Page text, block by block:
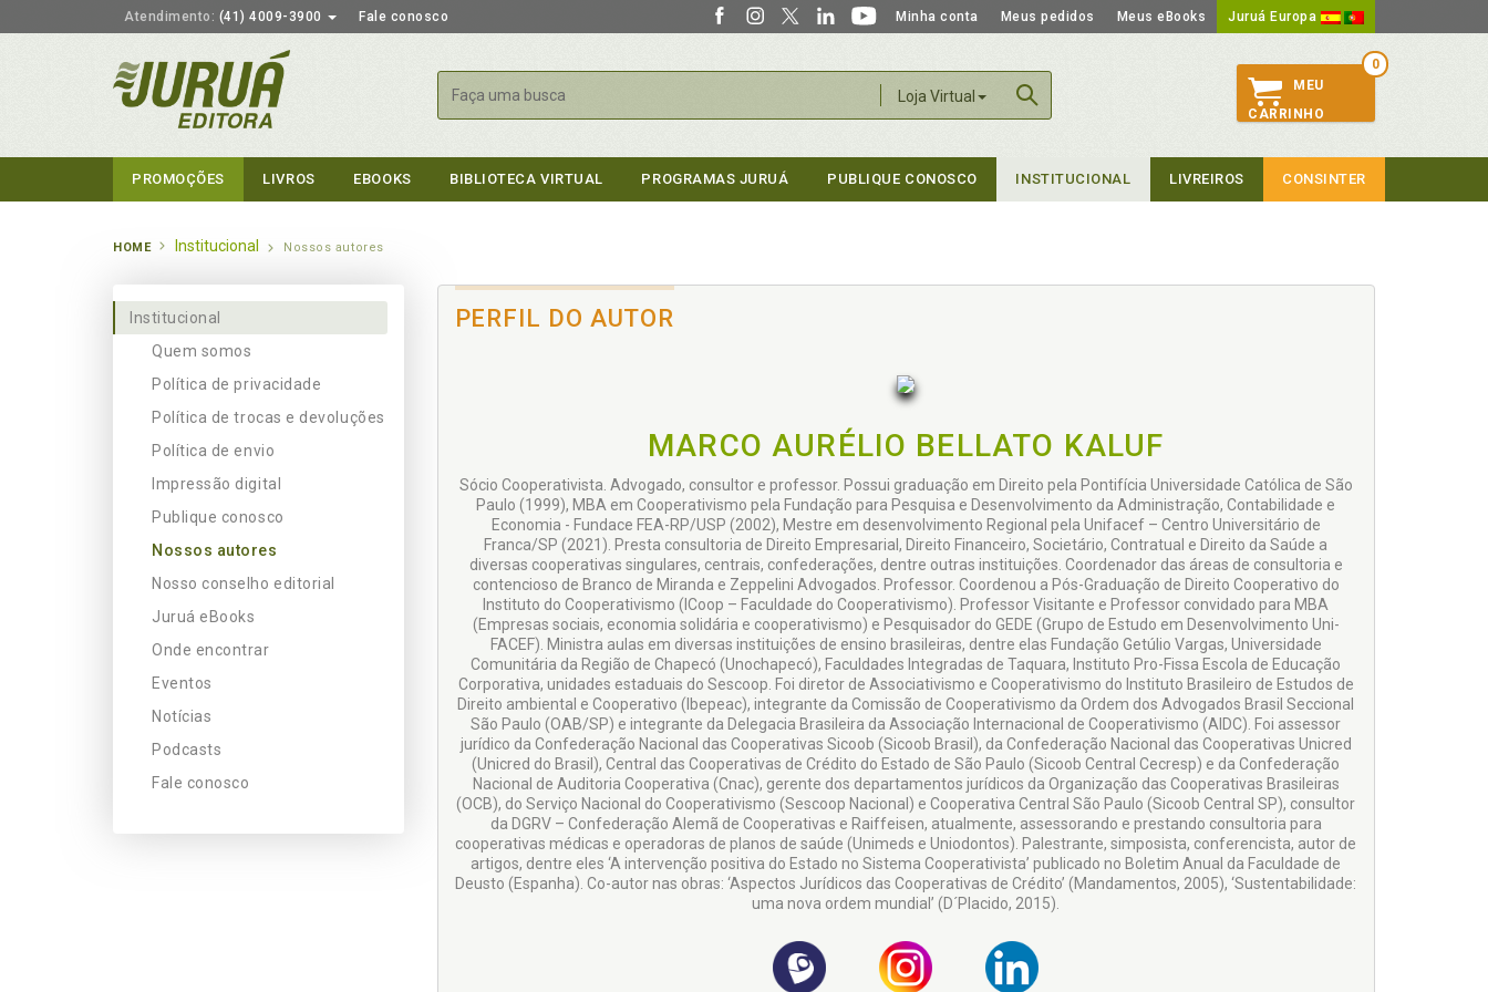
Atendimento: (41) 4009-3900 Fale conosco Minha conta Meus pedidos Meus eBooks Juruá Europa
Loja Virtual
Buscar
0
MEU
CARRINHO
PROMOÇÕES LIVROS EBOOKS BIBLIOTECA VIRTUAL PROGRAMAS JURUÁ PUBLIQUE CONOSCO INSTITUCIONAL LIVREIROS CONSINTER
HOME Institucional Nossos autores
Institucional
Quem somos
Política de privacidade
Política de trocas e devoluções
Política de envio
Impressão digital
Publique conosco
Nossos autores
Nosso conselho editorial
Juruá eBooks
Onde encontrar
Eventos
Notícias
Podcasts
Fale conosco
PERFIL DO AUTOR
MARCO AURÉLIO BELLATO KALUF
Sócio Cooperativista. Advogado, consultor e professor. Possui graduação em Direito pela Pontifícia Universidade Católica de São
Paulo (1999), MBA em Cooperativismo pela Fundação para Pesquisa e Desenvolvimento da Administração, Contabilidade e
Economia - Fundace FEA-RP/USP (2002), Mestre em desenvolvimento Regional pela Unifacef – Centro Universitário de
Franca/SP (2021). Presta consultoria de Direito Empresarial, Direito Financeiro, Societário, Contratual e Direito da Saúde a
diversas cooperativas singulares, centrais, confederações, dentre outras instituições. Coordenador das áreas de consultoria e
contencioso de Branco de Miranda e Zeppelini Advogados. Professor. Coordenou a Pós-Graduação de Direito Cooperativo do
Instituto do Cooperativismo (ICoop – Faculdade do Cooperativismo). Professor Visitante e Professor convidado para MBA
(Empresas sociais, economia solidária e cooperativismo) e Pesquisador do GEDE (Grupo de Estudo em Desenvolvimento Uni-
FACEF). Ministra aulas em diversas instituições de ensino brasileiras, dentre elas Fundação Getúlio Vargas, Universidade
Comunitária da Região de Chapecó (Unochapecó), Faculdades Integradas de Taquara, Instituto Pro-Fissa Escola de Educação
Corporativa, unidades estaduais do Sescoop. Foi diretor de Associativismo e Cooperativismo do Instituto Brasileiro de Estudos de
Direito ambiental e Cooperativo (Ibepeac), integrante da Comissão de Cooperativismo da Ordem dos Advogados Brasil Seccional
São Paulo (OAB/SP) e integrante da Delegacia Brasileira da Associação Internacional de Cooperativismo (AIDC). Foi assessor
jurídico da Confederação Nacional das Cooperativas Sicoob (Sicoob Brasil), da Confederação Nacional das Cooperativas Unicred
(Unicred do Brasil), Central das Cooperativas de Crédito do Estado de São Paulo (Sicoob Central Cecresp) e da Confederação
Nacional de Auditoria Cooperativa (Cnac), gerente dos departamentos jurídicos da Organização das Cooperativas Brasileiras
(OCB), do Serviço Nacional do Cooperativismo (Sescoop Nacional) e Cooperativa Central São Paulo (Sicoob Central SP), consultor
da DGRV – Confederação Alemã de Cooperativas e Raiffeisen, atualmente, assessorando e prestando consultoria para
cooperativas médicas e operadoras de planos de saúde (Unimeds e Uniodontos). Palestrante, simposista, conferencista, autor de
artigos, dentre eles ‘A intervenção positiva do Estado no Sistema Cooperativista’ publicado no Boletim Anual da Faculdade de
Deusto (Espanha). Co-autor nas obras: ‘Aspectos Jurídicos das Cooperativas de Crédito’ (Mandamentos, 2005), ‘Sustentabilidade:
uma nova ordem mundial’ (D´Placido, 2015).